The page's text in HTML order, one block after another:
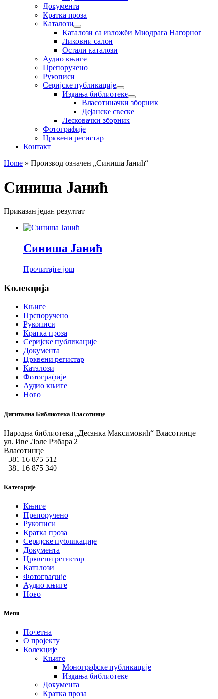
Документа
Кратка проза
Каталози
Каталози са изложби Миодрага Нагорног
Ликовни салон
Остали каталози
Аудио књиге
Препоручено
Рукописи
Серијске публикације
Издања библиотеке
Власотиначки зборник
Дејанске свеске
Лесковачки зборник
Фотографије
Црквени регистар
Контакт
Home » Производ oзначен „Синиша Јанић“
Синиша Јанић
Приказан један резултат
Синиша Јанић
Прочитајте још
Koлекција
Књиге
Препоручено
Рукописи
Кратка проза
Серијске публикације
Документа
Црквени регистар
Каталози
Фотографије
Аудио књиге
Ново
Дигитална Библиотека Власотинце
Народна библиотека „Десанка Максимовић“ Власотинце
ул. Иве Лоле Рибара 2
Власотинце
+381 16 875 512
+381 16 875 340
Категорије
Књиге
Препоручено
Рукописи
Кратка проза
Серијске публикације
Документа
Црквени регистар
Каталози
Фотографије
Аудио књиге
Ново
Menu
Почетна
О пројекту
Колекције
Књиге
Монографске публикације
Издања библиотеке
Документа
Кратка проза